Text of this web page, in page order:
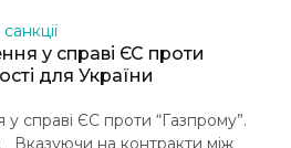
у справі ЄС проти
для України
справі ЄС проти “Газпрому”.
Вказуючи на контракти між